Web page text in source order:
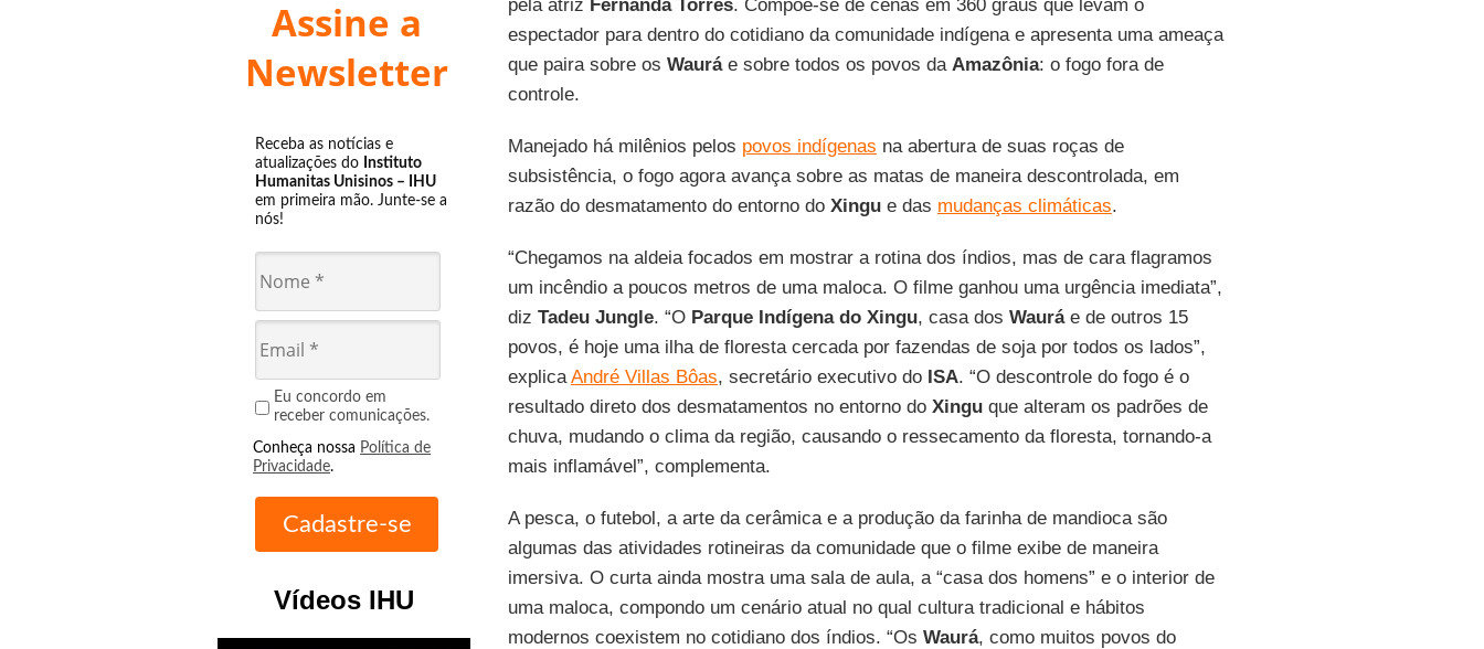
Assine a
Newsletter
Receba as notícias e
atualizações do Instituto
Humanitas Unisinos – IHU
em primeira mão. Junte-se a
nós!
Eu concordo em
receber comunicações.
Conheça nossa Política de
Privacidade.
Vídeos IHU
pela atriz Fernanda Torres. Compõe-se de cenas em 360 graus que levam o
espectador para dentro do cotidiano da comunidade indígena e apresenta uma ameaça
que paira sobre os Wauráe sobre todos os povos da Amazônia: o fogo fora de
controle.
Manejado há milênios pelos povos indígenas na abertura de suas roças de
subsistência, o fogo agora avança sobre as matas de maneira descontrolada, em
razão do desmatamento do entorno do Xingue das mudanças climáticas.
“Chegamos na aldeia focados em mostrar a rotina dos índios, mas de cara flagramos
um incêndio a poucos metros de uma maloca. O filme ganhou uma urgência imediata”,
diz Tadeu Jungle. “O Parque Indígena do Xingu, casa dos Wauráe de outros 15
povos, é hoje uma ilha de floresta cercada por fazendas de soja por todos os lados”,
explicaAndré Villas Bôas, secretário executivo do ISA. “O descontrole do fogo é o
resultado direto dos desmatamentos no entorno do Xinguque alteram os padrões de
chuva, mudando o clima da região, causando o ressecamento da floresta, tornando-a
mais inflamável”, complementa.
A pesca, o futebol, a arte da cerâmica e a produção da farinha de mandioca são
algumas das atividades rotineiras da comunidade que o filme exibe de maneira
imersiva. O curta ainda mostra uma sala de aula, a “casa dos homens” e o interior de
uma maloca, compondo um cenário atual no qual cultura tradicional e hábitos
modernos coexistem no cotidiano dos índios. “Os Waurá, como muitos povos do